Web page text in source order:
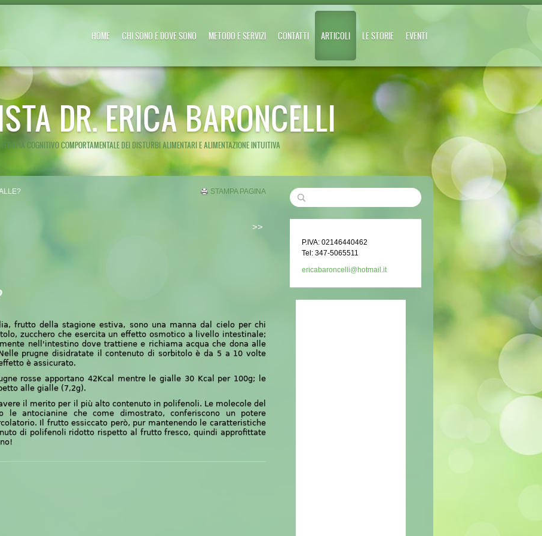
DR. ERICA BARONCELLI
TERAPIA COGNITIVO COMPORTAMENTALE DEI DISTURBI ALIMENTARI E ALIMENTAZIONE INTUITIVA
HOME CHI SONO E DOVE SONO METODO E SERVIZI CONTATTI ARTICOLI LE STORIE EVENTI
STAMPA PAGINA
>>
frutto della stagione estiva, sono una manna dal cielo per chi
zucchero che esercita un effetto osmotico a livello intestinale;
nell'intestino dove trattiene e richiama acqua che dona alle
prugne disidratate il contenuto di sorbitolo è da 5 a 10 volte
è assicurato.
rosse apportano 42Kcal mentre le gialle 30 Kcal per 100g; le
alle gialle (7,2g).
il merito per il più alto contenuto in polifenoli. Le molecole del
le antocianine che come dimostrato, conferiscono un potere
Il frutto essiccato però, pur mantenendo le caratteristiche
di polifenoli ridotto rispetto al frutto fresco, quindi approfittate
P.IVA: 02146440462
Tel: 347-5065511
ericabaroncelli@hotmail.it